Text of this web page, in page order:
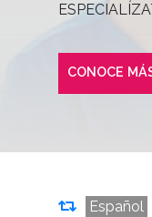
CONOCE
Español